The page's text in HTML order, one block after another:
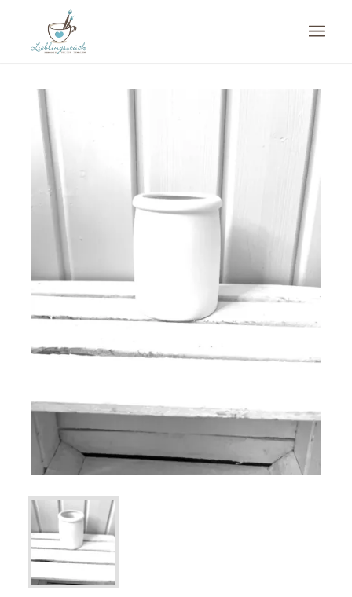
Du bist hier:
Utensilienhalter mit Rand (WULST)